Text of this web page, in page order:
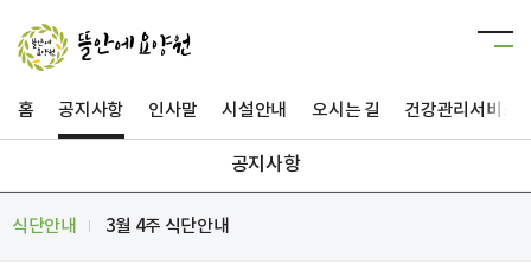
홈 공지사항 인사말 시설안내 오시는 길 건강관리서비스
공지사항
식단안내 3월 4주 식단안내